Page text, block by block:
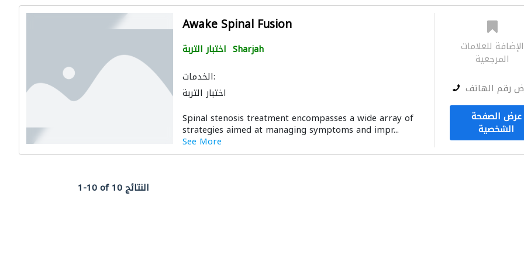
Awake Spinal Fusion
اختبار التربة Sharjah
الخدمات:
اختبار التربة
Spinal stenosis treatment encompasses a wide array of
strategies aimed at managing symptoms and impr...
See More
الإضافة للعلامات
المرجعية
رقم الهاتف
عرض الصفحة
الشخصية
1-10 of 10 النتائج